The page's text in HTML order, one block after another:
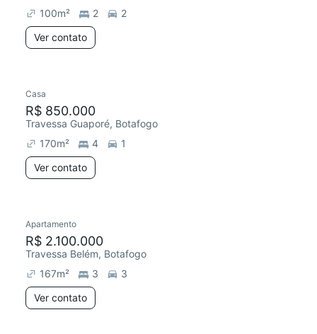
100m² 2
2
Ver contato
Casa
R$ 850.000
Travessa Guaporé, Botafogo
170m² 4
1
Ver contato
Redecorar
Apartamento
R$ 2.100.000
Travessa Belém, Botafogo
167m² 3
3
Ver contato